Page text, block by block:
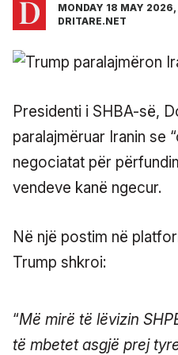
MONDAY 18 MAY
DRITARE.NET
Presidenti i SHBA-së,
paralajmëruar Iranin se
negociatat për
vendeve kanë ngecur.
Në një postim në
Trump shkroi:
“Më mirë të lëvizin
të mbetet asgjë prej